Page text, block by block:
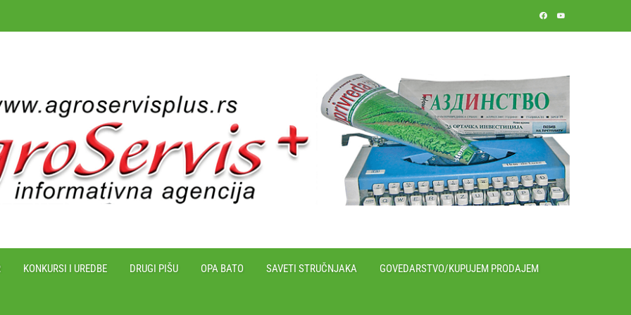
KONKURSI I UREDBE DRUGI PIŠU OPA BATO SAVETI STRUČNJAKA GOVEDARSTVO/KUPUJEM PRODAJEM